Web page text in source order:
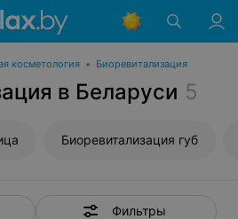
косметология • Биоревитализация
в Беларуси 5
Биоревитализация губ
Фильтры